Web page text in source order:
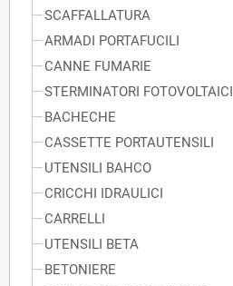
SCAFFALLATURA
ARMADI PORTAFUCILI
CANNE FUMARIE
STERMINATORI FOTOVOLTAICI
BACHECHE
CASSETTE PORTAUTENSILI
UTENSILI BAHCO
CRICCHI IDRAULICI
CARRELLI
UTENSILI BETA
BETONIERE